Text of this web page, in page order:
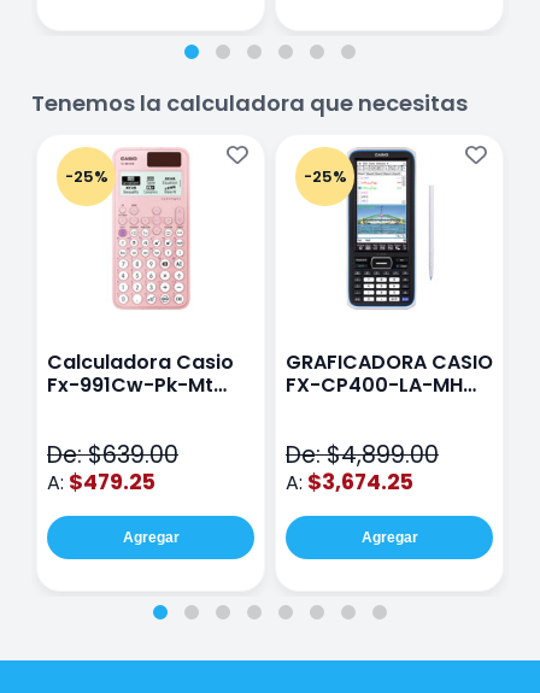
Tenemos la calculadora que necesitas
-25%
Calculadora Casio
Fx-991Cw-Pk-Mt
De: $639.00
A: $479.25
Agregar
-25%
GRAFICADORA CASIO
FX-CP400-LA-MH
De: $4,899.00
A: $3,674.25
Agregar